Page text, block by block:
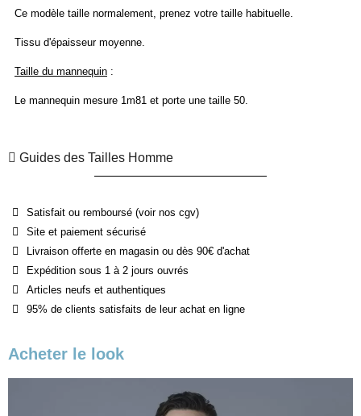
Ce modèle taille normalement, prenez votre taille habituelle.
Tissu d'épaisseur moyenne.
Taille du mannequin :
Le mannequin mesure 1m81 et porte une taille 50.
Guides des Tailles Homme
Satisfait ou remboursé (voir nos cgv)
Site et paiement sécurisé
Livraison offerte en magasin ou dès 90€ d'achat
Expédition sous 1 à 2 jours ouvrés
Articles neufs et authentiques
95% de clients satisfaits de leur achat en ligne
Acheter le look